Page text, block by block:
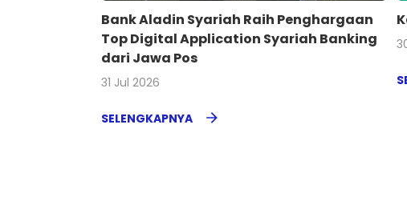
Bank Aladin Syariah Raih Penghargaan
Top Digital Application Syariah Banking
dari Jawa Pos
31 Jul 2026
SELENGKAPNYA